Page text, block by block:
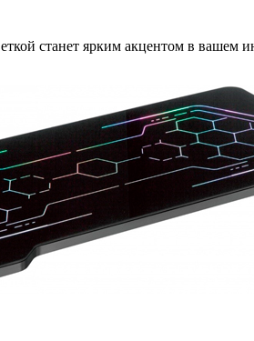
станет ярким акцентом в вашем